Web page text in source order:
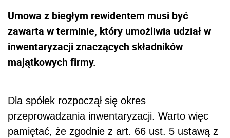
Umowa z biegłym rewidentem musi być
zawarta w terminie, który umożliwia udział w
inwentaryzacji znaczących składników
majątkowych firmy.
Dla spółek rozpoczął się okres
przeprowadzania inwentaryzacji. Warto więc
pamiętać, że zgodnie z art. 66 ust. 5 ustawą z